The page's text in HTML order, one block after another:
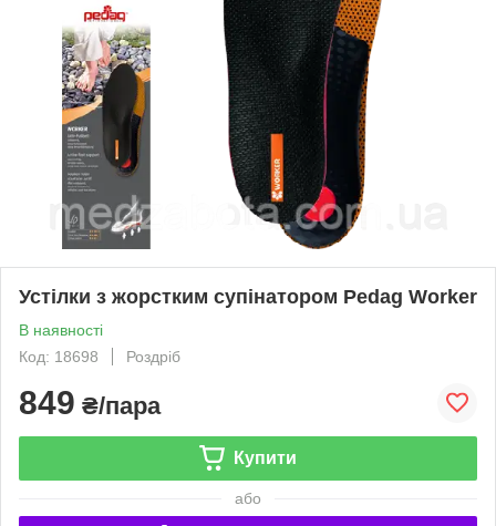
Устілки з жорстким супінатором Pedag Worker
В наявності
Код: 18698
Роздріб
849 ₴/пара
Купити
або